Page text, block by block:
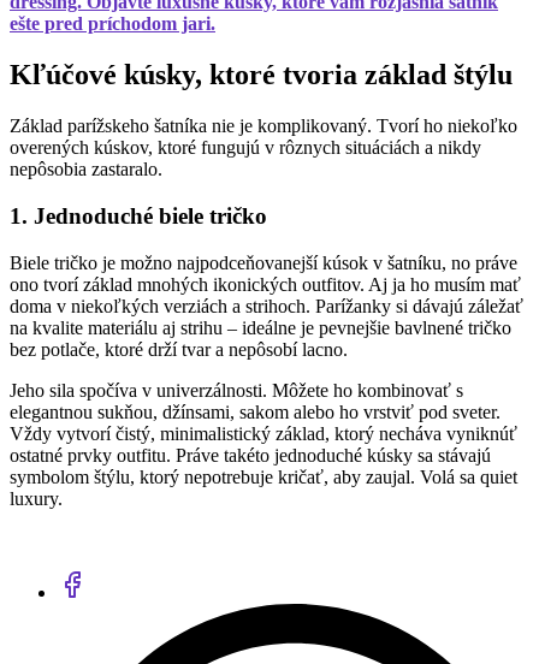
ešte pred príchodom jari.
Kľúčové kúsky, ktoré tvoria základ štýlu
Základ parížskeho šatníka nie je komplikovaný. Tvorí ho niekoľko
overených kúskov, ktoré fungujú v rôznych situáciách a nikdy
nepôsobia zastaralo.
1. Jednoduché biele tričko
Biele tričko je možno najpodceňovanejší kúsok v šatníku, no práve
ono tvorí základ mnohých ikonických outfitov. Aj ja ho musím mať
doma v niekoľkých verziách a strihoch. Parížanky si dávajú záležať
na kvalite materiálu aj strihu – ideálne je pevnejšie bavlnené tričko
bez potlače, ktoré drží tvar a nepôsobí lacno.
Jeho sila spočíva v univerzálnosti. Môžete ho kombinovať s
elegantnou sukňou, džínsami, sakom alebo ho vrstviť pod sveter.
Vždy vytvorí čistý, minimalistický základ, ktorý necháva vyniknúť
ostatné prvky outfitu. Práve takéto jednoduché kúsky sa stávajú
symbolom štýlu, ktorý nepotrebuje kričať, aby zaujal. Volá sa quiet
luxury.